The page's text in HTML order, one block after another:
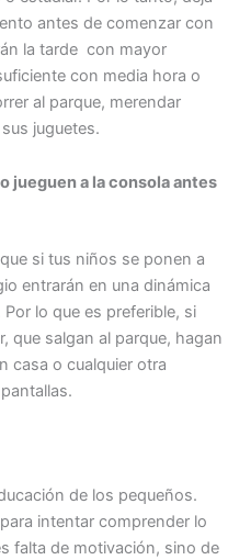
antes de comenzar con
la tarde con mayor
con media hora o
al parque, merendar
juguetes.
jueguen a la consola antes
si tus niños se ponen a
entrarán en una dinámica
lo que es preferible, si
que salgan al parque, hagan
casa o cualquier otra
de los pequeños.
intentar comprender lo
falta de motivación, sino de